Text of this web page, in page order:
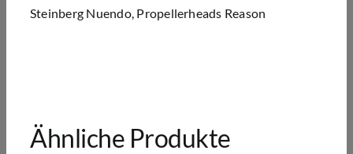
Steinberg Nuendo, Propellerheads Reason
Ähnliche Produkte